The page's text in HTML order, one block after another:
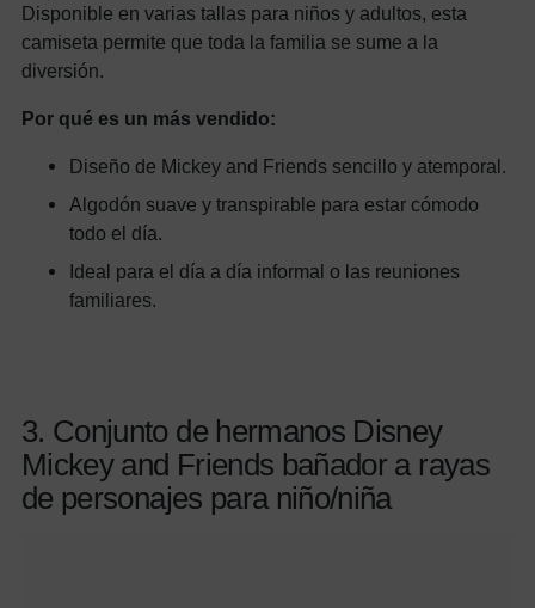
Disponible en varias tallas para niños y adultos, esta
camiseta permite que toda la familia se sume a la
diversión.
Por qué es un más vendido:
Diseño de Mickey and Friends sencillo y atemporal.
Algodón suave y transpirable para estar cómodo
todo el día.
Ideal para el día a día informal o las reuniones
familiares.
3. Conjunto de hermanos Disney
Mickey and Friends bañador a rayas
de personajes para niño/niña